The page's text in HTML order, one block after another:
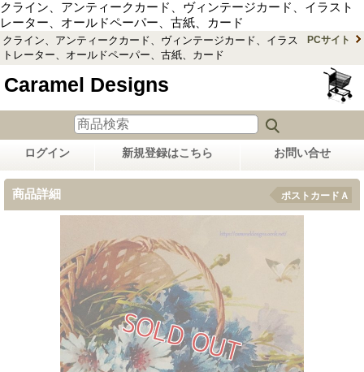
クライン、アンティークカード、ヴィンテージカード、イラスト
レーター、オールドペーパー、古紙、カード
クライン、アンティークカード、ヴィンテージカード、イラス
トレーター、オールドペーパー、古紙、カード
PCサイト
Caramel Designs
ログイン 新規登録はこちら お問い合せ
商品詳細 ポストカードＡ